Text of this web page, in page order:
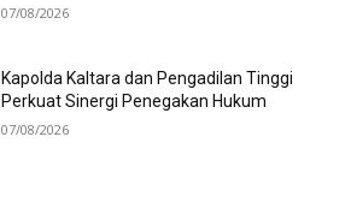
07/08/2026
Kapolda Kaltara dan Pengadilan Tinggi
Perkuat Sinergi Penegakan Hukum
07/08/2026